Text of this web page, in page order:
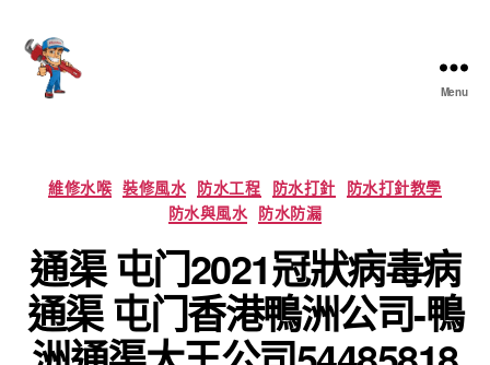
Menu
Categories
維修水喉 裝修風水 防水工程 防水打針 防水打針教學
防水與風水 防水防漏
通渠 屯门2021冠狀病毒病
通渠 屯门香港鴨洲公司-鴨